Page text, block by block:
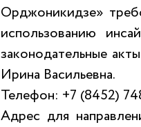
Орджоникидзе»
использованию
законодательные
Ирина Васильевна.
Телефон: +7 (8452)
Адрес для